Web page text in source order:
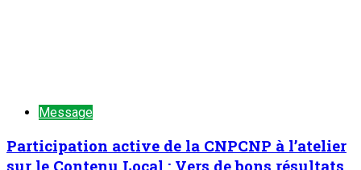
Message
Participation active de la CNPCNP à l’atelier
sur le Contenu Local : Vers de bons résultats